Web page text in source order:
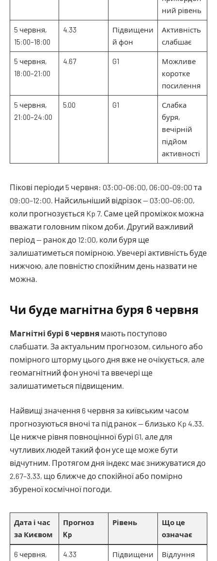
ний рівень
5 червня,
15:00–18:00
4.33
Підвищени
й фон
Активність
слабшає
5 червня,
18:00–21:00
4.67 G1
Можливе
коротке
посилення
5 червня,
21:00–24:00
5.00 G1
Слабка
буря,
вечірній
підйом
активності
Пікові періоди 5 червня: 03:00–06:00, 06:00–09:00 та
09:00–12:00. Найсильніший відрізок — 03:00–06:00,
коли прогнозується Kp 7. Саме цей проміжок можна
вважати головним піком доби. Другий важливий
період — ранок до 12:00, коли буря ще
залишатиметься помірною. Увечері активність буде
нижчою, але повністю спокійним день назвати не
можна.
Чи буде магнітна буря 6 червня
Магнітні бурі 6 червня мають поступово
слабшати. За актуальним прогнозом, сильного або
помірного шторму цього дня вже не очікується, але
геомагнітний фон уночі та ввечері ще
залишатиметься підвищеним.
Найвищі значення 6 червня за київським часом
прогнозуються вночі та під ранок — близько Kp 4.33.
Це нижче рівня повноцінної бурі G1, але для
чутливих людей такий фон усе ще може бути
відчутним. Протягом дня індекс має знижуватися до
2.67–3.33, що ближче до спокійної або помірно
збуреної космічної погоди.
Дата і час
за Києвом
Прогноз
Kp
Рівень
Що це
означає
6 червня,
4.33
Підвищени
Відлуння